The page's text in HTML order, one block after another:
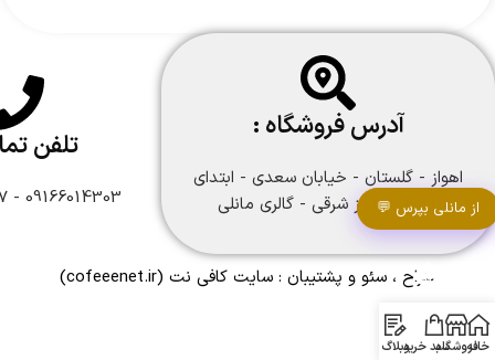
آدرس فروشگاه :
اهواز - گلستان - خیابان سعدی - ابتدای
خیابان شیراز شرقی - گالری مانلی
تلفن
09166014303 - 09166108747
طراح ، سئو و پشتیبان : سایت کافی نت (cofeeenet.ir)
خانهفروشگاهسبد خریدوبلاگ
از مانلی بپرس 💬